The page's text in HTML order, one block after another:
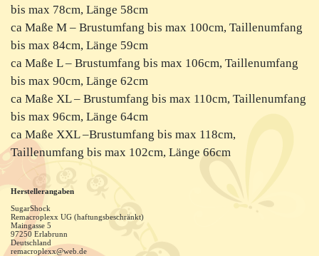
bis max 78cm, Länge 58cm
ca Maße M – Brustumfang bis max 100cm, Taillenumfang
bis max 84cm, Länge 59cm
ca Maße L – Brustumfang bis max 106cm, Taillenumfang
bis max 90cm, Länge 62cm
ca Maße XL – Brustumfang bis max 110cm, Taillenumfang
bis max 96cm, Länge 64cm
ca Maße XXL –Brustumfang bis max 118cm,
Taillenumfang bis max 102cm, Länge 66cm
Herstellerangaben
SugarShock
Remacroplexx UG (haftungsbeschränkt)
Maingasse 5
97250 Erlabrunn
Deutschland
remacroplexx@web.de